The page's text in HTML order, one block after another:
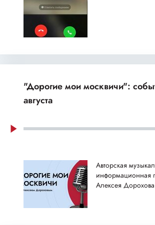
"Дорогие мои москвичи":
августа
Авторская
информационная
Алексея Дорохова